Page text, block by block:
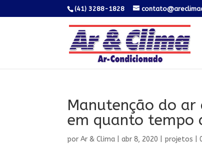
(41) 3288-1828
Manutenção do
em quanto tempo
porAr & Clima |abr 8, 2020 projetos |